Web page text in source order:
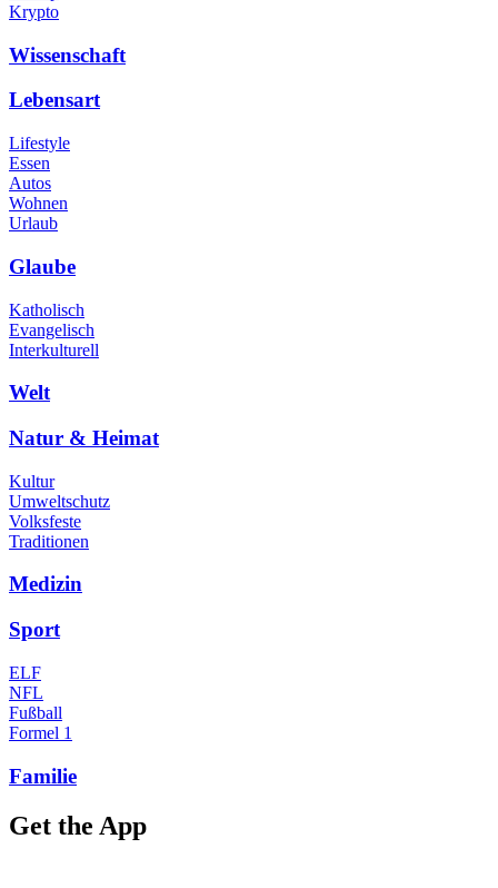
Krypto
Wissenschaft
Lebensart
Lifestyle
Essen
Autos
Wohnen
Urlaub
Glaube
Katholisch
Evangelisch
Interkulturell
Welt
Natur & Heimat
Kultur
Umweltschutz
Volksfeste
Traditionen
Medizin
Sport
ELF
NFL
Fußball
Formel 1
Familie
Get the App